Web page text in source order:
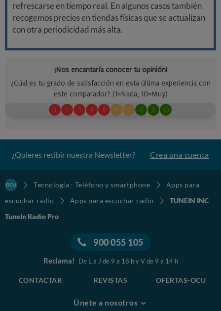
refrescarse en tiempo real. En algunos casos también
recogemos precios en tiendas físicas que se actualizan
con otra periodicidad más alta.
¿Quieres recibir nuestra Newsletter? Crea una cuenta
Tecnología : Teléfono y smartphone
Apps para
escuchar radio
Apps para escuchar radio
TUNEIN INC
TuneIn Radio Pro
900 055 105
Reclama! De L a J de 9 a 18 h y V de 9 a 14 h
CONTACTAR REVISTAS OFERTAS-OCU
Únete a nosotros